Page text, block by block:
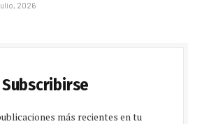
2026
Subscribirse
más recientes en tu